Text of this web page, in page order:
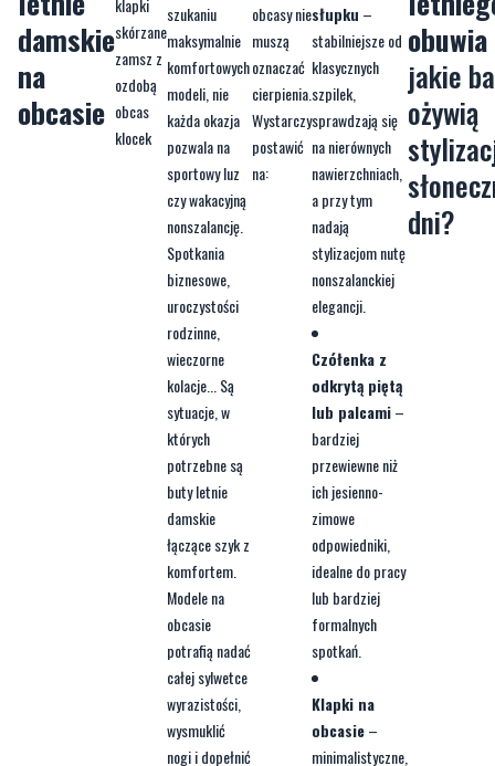
damskie
na
obcasie
szukaniu
maksymalnie
komfortowych
modeli, nie
każda okazja
pozwala na
sportowy luz
czy wakacyjną
nonszalancję.
Spotkania
biznesowe,
uroczystości
rodzinne,
wieczorne
kolacje... Są
sytuacje, w
których
potrzebne są
buty letnie
damskie
łączące szyk z
komfortem.
Modele na
obcasie
potrafią nadać
całej sylwetce
wyrazistości,
wysmuklić
nogi i dopełnić
obcasy nie
muszą
oznaczać
cierpienia.
Wystarczy
postawić
na:
słupku –
stabilniejsze od
klasycznych
szpilek,
sprawdzają się
na nierównych
nawierzchniach,
a przy tym
nadają
stylizacjom nutę
nonszalanckiej
elegancji.
Czółenka z
odkrytą piętą
lub palcami–
bardziej
przewiewne niż
ich jesienno-
zimowe
odpowiedniki,
idealne do pracy
lub bardziej
formalnych
spotkań.
Klapki na
obcasie–
minimalistyczne,
obuwia
jakie
ożywią
dni?